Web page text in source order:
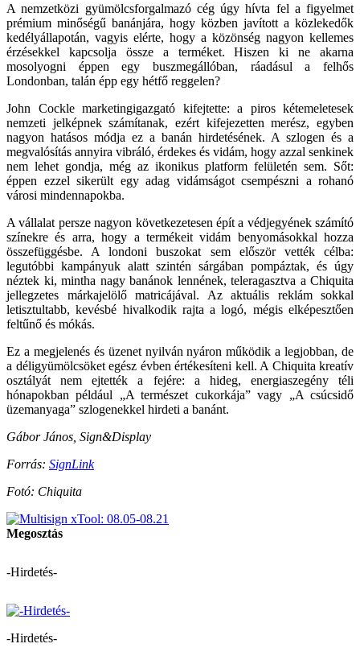
A nemzetközi gyümölcsforgalmazó cég úgy hívta fel a figyelmet
prémium minőségű banánjára, hogy közben javított a közlekedők
kedélyállapotán, vagyis elérte, hogy a közönség nagyon kellemes
érzésekkel kapcsolja össze a terméket. Hiszen ki ne akarna
mosolyogni éppen egy buszmegállóban, ráadásul a felhős
Londonban, talán épp egy hétfő reggelen?
John Cockle marketingigazgató kifejtette: a piros kétemeletesek
nemzeti jelképnek számítanak, ezért kifejezetten merész, egyben
nagyon hatásos módja ez a banán hirdetésének. A szlogen és a
megvalósítás annyira vibráló, érdekes és vidám, hogy azzal senkinek
nem lehet gondja, még az ikonikus platform felületén sem. Sőt:
éppen ezzel sikerült egy adag vidámságot csempészni a rohanó
városi mindennapokba.
A vállalat persze nagyon következetesen épít a védjegyének számító
színekre és arra, hogy a termékeit vidám benyomásokkal hozza
összefüggésbe. A londoni buszokat sem először vették célba:
legutóbbi kampányuk alatt szintén sárgában pompáztak, és úgy
néztek ki, mintha nagy banánok lennének, teleragasztva a Chiquita
jellegzetes márkajelölő matricájával. Az aktuális reklám sokkal
letisztultabb, kevésbé hivalkodik rajta a logó, mégis elképesztően
feltűnő és mókás.
Ez a megjelenés és üzenet nyilván nyáron működik a legjobban, de
a déligyümölcsöket egész évben értékesíteni kell. A Chiquita kreatív
osztályát nem ejtették a fejére: a hideg, energiaszegény téli
hónapokban például „A természet cukorkája” vagy „A csúcsidő
üzemanyaga” szlogenekkel hirdeti a banánt.
Gábor János, Sign&Display
Forrás: SignLink
Fotó: Chiquita
Megosztás
-Hirdetés-
-Hirdetés-